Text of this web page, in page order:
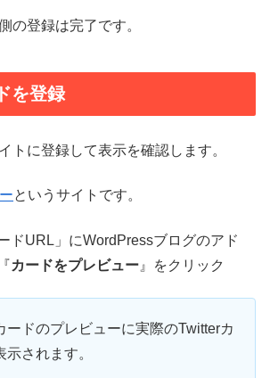
の登録は完了です。
を登録
トに登録して表示を確認します。
というサイトです。
ドURL」にWordPressブログのアド
カードをプレビュー 』をクリック
ードのプレビューに実際のTwitterカ
示されます。